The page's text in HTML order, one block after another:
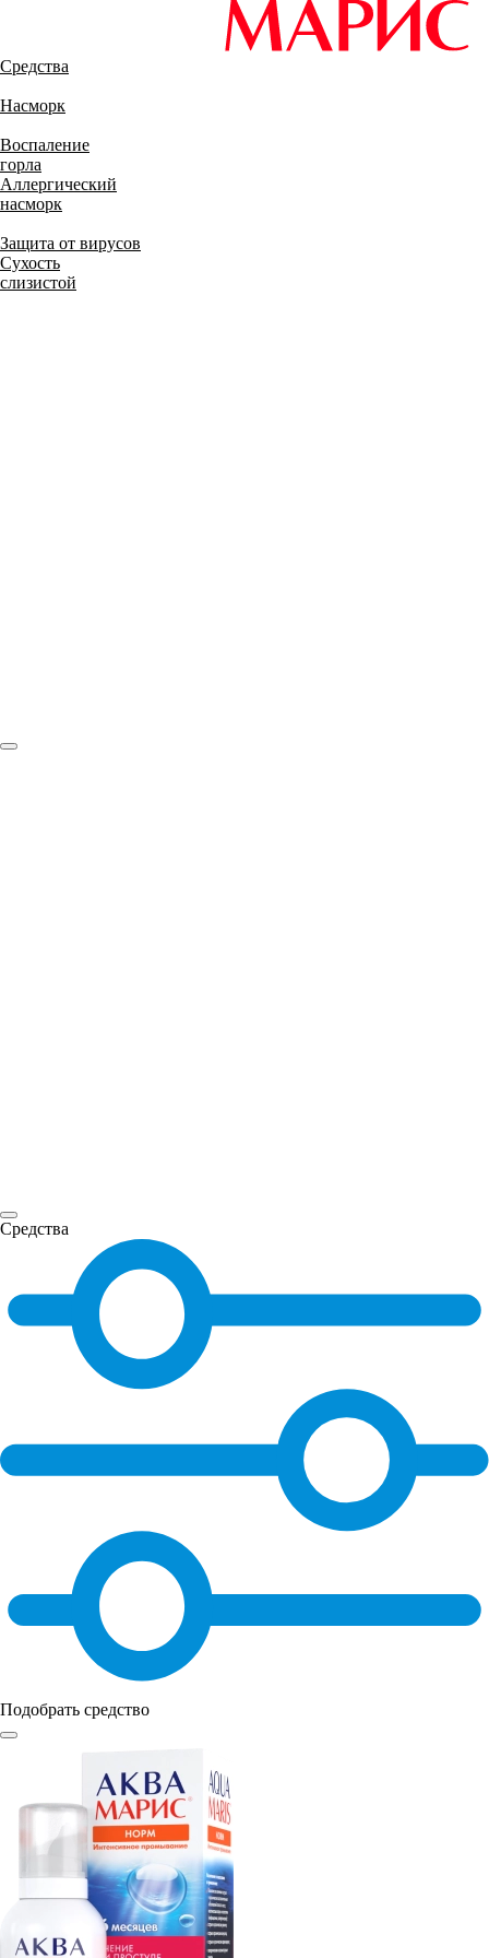
Средства
Насморк
Воспаление
горла
Аллергический
насморк
Защита от вирусов
Сухость
слизистой
Средства
Подобрать средство